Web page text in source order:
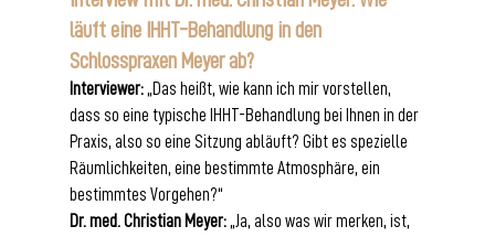
läuft eine IHHT-Behandlung in den
Schlosspraxen Meyer ab?
Interviewer: „Das heißt, wie kann ich mir vorstellen,
dass so eine typische IHHT-Behandlung bei Ihnen in der
Praxis, also so eine Sitzung abläuft? Gibt es spezielle
Räumlichkeiten, eine bestimmte Atmosphäre, ein
bestimmtes Vorgehen?“
Dr. med. Christian Meyer: „Ja, also was wir merken, ist,